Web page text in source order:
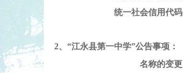
统一社会信用代码
2、“江永县第一中学”公告事项：
名称的变更